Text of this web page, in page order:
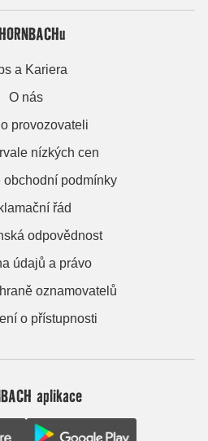
a Kariera
O nás
provozovateli
nízkých cen
obchodní podmínky
řád
odpovědnost
údajů a právo
oznamovatelů
o přístupnosti
aplikace